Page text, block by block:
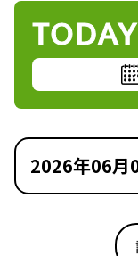
2026年06月